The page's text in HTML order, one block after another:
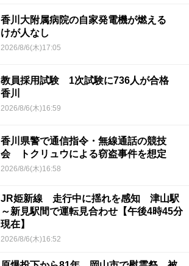
香川大附属病院の自家発電機が燃える
けが人なし
2026/8/6(木)17:05
教員採用試験 1次試験に736人が合格
香川
2026/8/6(木)16:59
香川県警で通信指令・無線通話の競技
会 トクリュウによる窃盗事件を想定
2026/8/6(木)16:58
JR姫新線 走行中に揺れを感知 津山駅
～新見駅間で運転見合わせ【午後4時45分
現在】
2026/8/6(木)16:52